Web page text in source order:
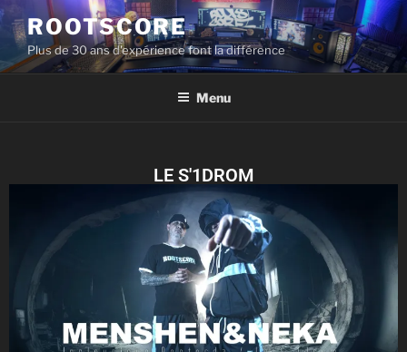
ROOTSCORE
Plus de 30 ans d'expérience font la différence
Menu
LE S'1DROM